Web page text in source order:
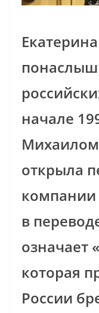
начале
открыла
компании
в
означает
которая
России